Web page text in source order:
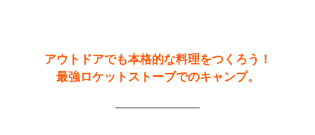
アウトドアでも本格的な料理をつくろう！
最強ロケットストーブでのキャンプ。